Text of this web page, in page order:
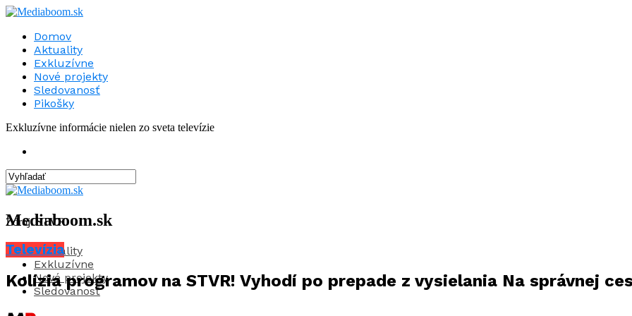
Domov
Aktuality
Exkluzívne
Nové projekty
Sledovanosť
Pikošky
Exkluzívne informácie nielen zo sveta televízie
Mediaboom.sk
Aktuality
Exkluzívne
Nové projekty
Sledovanosť
Zdroj: STVR
Televízia
Kolízia programov na STVR! Vyhodí po prepade z vysielania Na správnej